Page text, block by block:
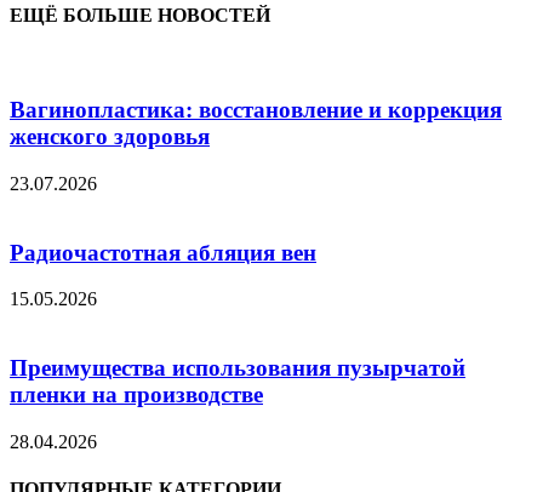
ЕЩЁ БОЛЬШЕ НОВОСТЕЙ
Вагинопластика: восстановление и коррекция
женского здоровья
23.07.2026
Радиочастотная абляция вен
15.05.2026
Преимущества использования пузырчатой
пленки на производстве
28.04.2026